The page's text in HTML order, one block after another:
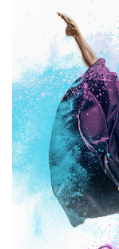
Bokeh
Large
Entire Collection
(1783 Overlays)
Large